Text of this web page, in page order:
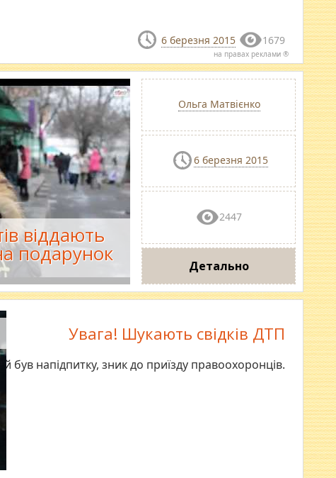
6 березня 2015 1679
на правах реклами ®
віддають
подарунок
Ольга Матвієнко
6 березня 2015
2447
Детально
Увага! Шукають свідків ДТП
був напідпитку, зник до приїзду правоохоронців.